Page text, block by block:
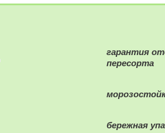
гарантия
пересорта
бережная